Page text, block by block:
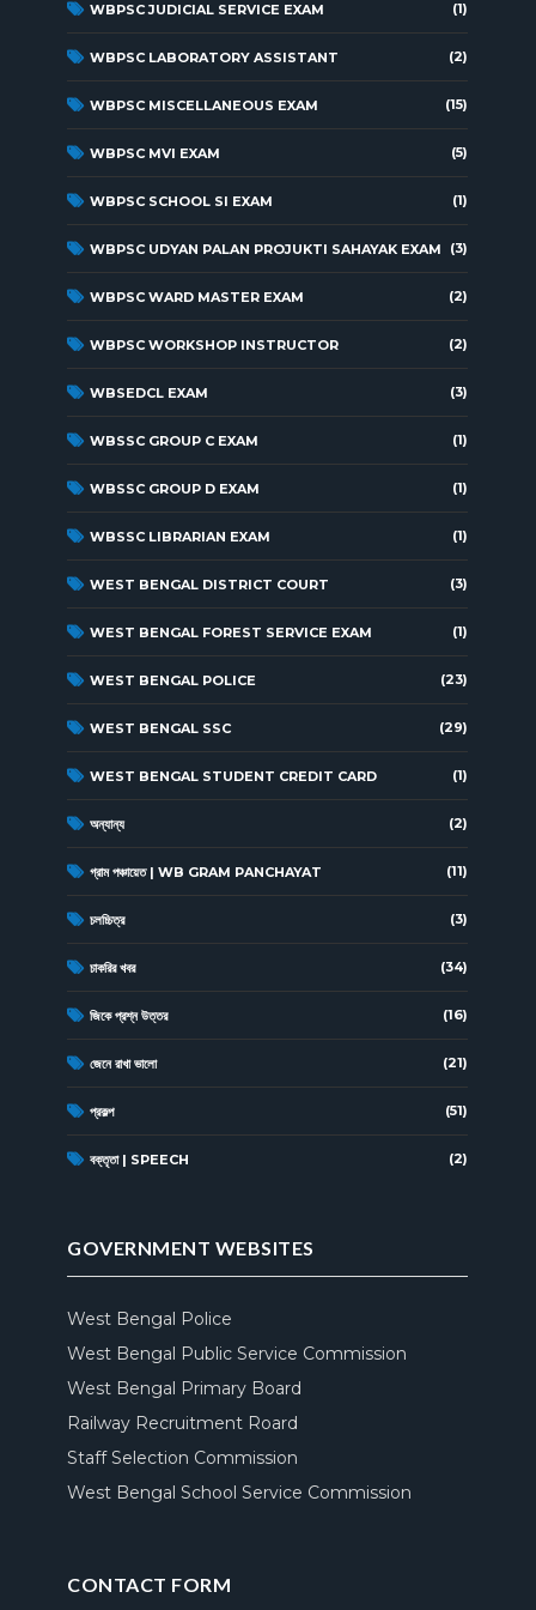
WBPSC JUDICIAL SERVICE EXAM (1)
WBPSC LABORATORY ASSISTANT (2)
WBPSC MISCELLANEOUS EXAM (15)
WBPSC MVI EXAM (5)
WBPSC SCHOOL SI EXAM (1)
WBPSC UDYAN PALAN PROJUKTI SAHAYAK EXAM (3)
WBPSC WARD MASTER EXAM (2)
WBPSC WORKSHOP INSTRUCTOR (2)
WBSEDCL EXAM (3)
WBSSC GROUP C EXAM (1)
WBSSC GROUP D EXAM (1)
WBSSC LIBRARIAN EXAM (1)
WEST BENGAL DISTRICT COURT (3)
WEST BENGAL FOREST SERVICE EXAM (1)
WEST BENGAL POLICE (23)
WEST BENGAL SSC (29)
WEST BENGAL STUDENT CREDIT CARD (1)
অন্যান্য (2)
গ্রাম পঞ্চায়েত | WB GRAM PANCHAYAT (11)
চলচ্চিত্র (3)
চাকরির খবর (34)
জিকে প্রশ্ন উত্তর (16)
জেনে রাখা ভালো (21)
প্রকল্প (51)
বক্তৃতা | SPEECH (2)
GOVERNMENT WEBSITES
West Bengal Police
West Bengal Public Service Commission
West Bengal Primary Board
Railway Recruitment Roard
Staff Selection Commission
West Bengal School Service Commission
CONTACT FORM